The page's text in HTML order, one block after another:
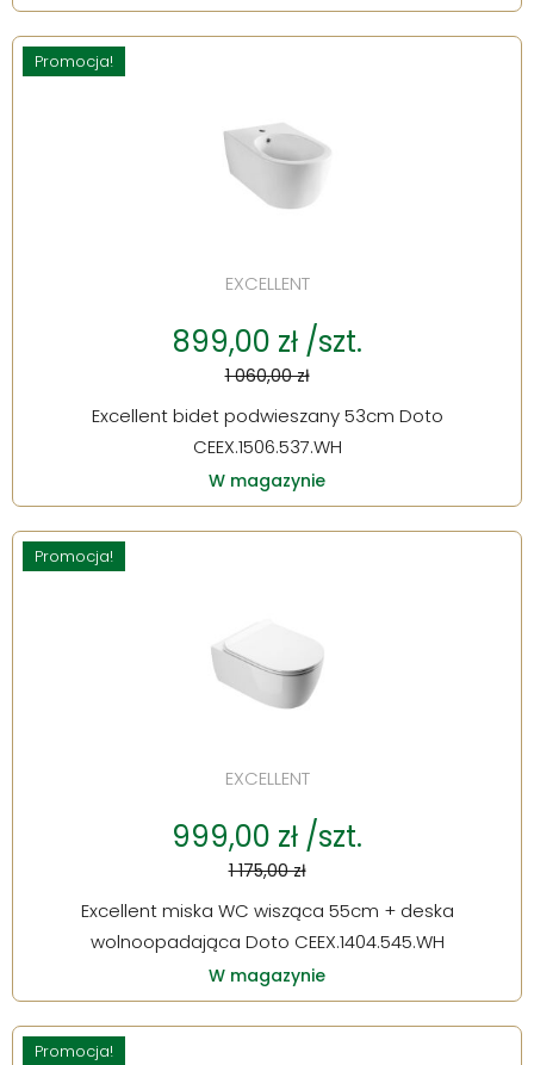
Promocja!
EXCELLENT
899,00 zł /szt.
1 060,00 zł
Excellent bidet podwieszany 53cm Doto
CEEX.1506.537.WH
W magazynie
Promocja!
EXCELLENT
999,00 zł /szt.
1 175,00 zł
Excellent miska WC wisząca 55cm + deska
wolnoopadająca Doto CEEX.1404.545.WH
W magazynie
Promocja!